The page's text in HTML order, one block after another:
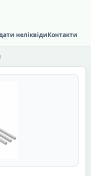
неліквідиКонтакти